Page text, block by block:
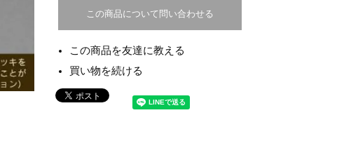
この商品について問い合わせる
この商品を友達に教える
買い物を続ける